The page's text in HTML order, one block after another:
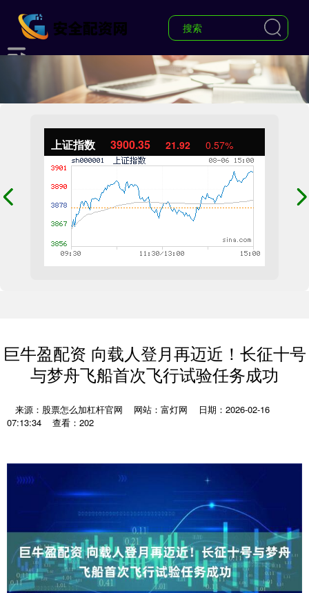
上证指数 3900.35 21.92 0.57%
巨牛盈配资 向载人登月再迈近！长征十号
与梦舟飞船首次飞行试验任务成功
来源：股票怎么加杠杆官网 网站：富灯网
日期：2026-02-16
07:13:34
查看：202